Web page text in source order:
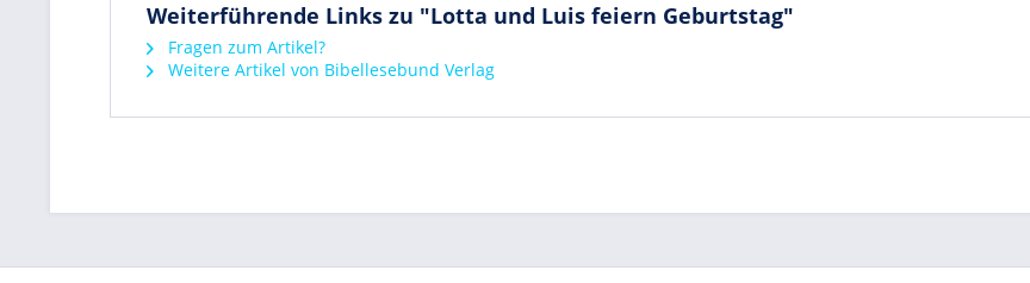
Weiterführende Links zu "Lotta und Luis feiern Geburtstag"
Fragen zum Artikel?
Weitere Artikel von Bibellesebund Verlag